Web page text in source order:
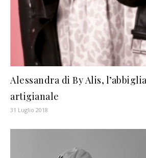
Alessandra di By Alis,
artigianale
31 Luglio 2018